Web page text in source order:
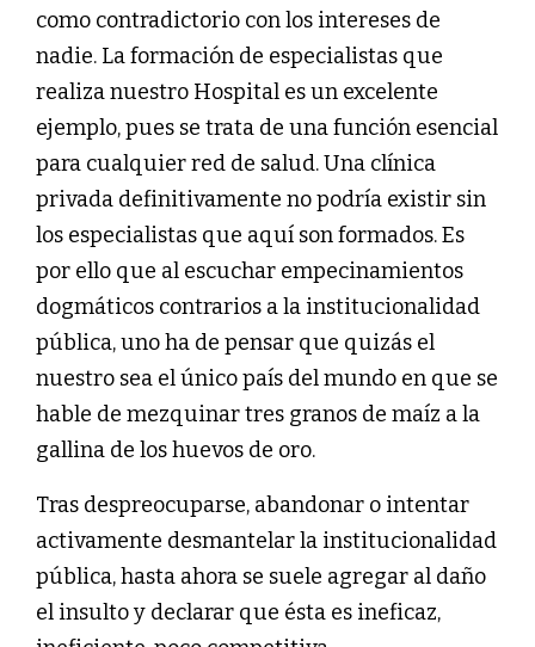
como contradictorio con los intereses de
nadie. La formación de especialistas que
realiza nuestro Hospital es un excelente
ejemplo, pues se trata de una función esencial
para cualquier red de salud. Una clínica
privada definitivamente no podría existir sin
los especialistas que aquí son formados. Es
por ello que al escuchar empecinamientos
dogmáticos contrarios a la institucionalidad
pública, uno ha de pensar que quizás el
nuestro sea el único país del mundo en que se
hable de mezquinar tres granos de maíz a la
gallina de los huevos de oro.
Tras despreocuparse, abandonar o intentar
activamente desmantelar la institucionalidad
pública, hasta ahora se suele agregar al daño
el insulto y declarar que ésta es ineficaz,